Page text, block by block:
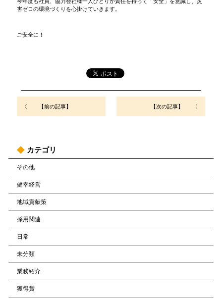
害ゼロの環境づくりを心掛けていきます。
ご安全に！
【前の記事】 【次の記事】
カテゴリ
その他
健幸経営
地域貢献策
採用関連
日常
未分類
業務紹介
獲得賞